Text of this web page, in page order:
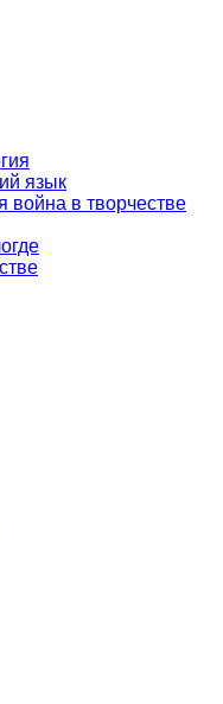
язык
война в творчестве